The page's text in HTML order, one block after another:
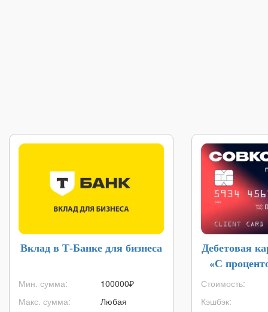
Вклад в Т-Банке для бизнеса
Мин. сумма:
Макс. сумма:
100000₽
Любая
Дебетовая
«С
Стоимость:
Кэшбэк: